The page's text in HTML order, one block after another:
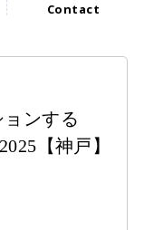
Contact
ョンする
【神戸】